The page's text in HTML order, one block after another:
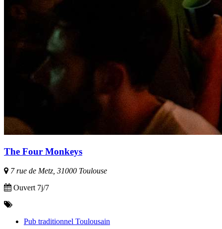
The Four Monkeys
7 rue de Metz, 31000 Toulouse
Ouvert 7j/7
Pub traditionnel Toulousain